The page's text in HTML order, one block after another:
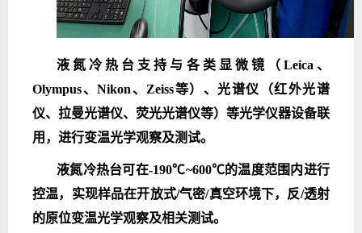
液氮冷热台支持与各类显微镜（Leica、
Olympus、Nikon、Zeiss等）、光谱仪（红外光谱
仪、拉曼光谱仪、荧光光谱仪等）等光学仪器设备联
用，进行变温光学观察及测试。
液氮冷热台可在-190℃~600℃的温度范围内进行
控温，实现样品在开放式/气密/真空环境下，反/透射
的原位变温光学观察及相关测试。